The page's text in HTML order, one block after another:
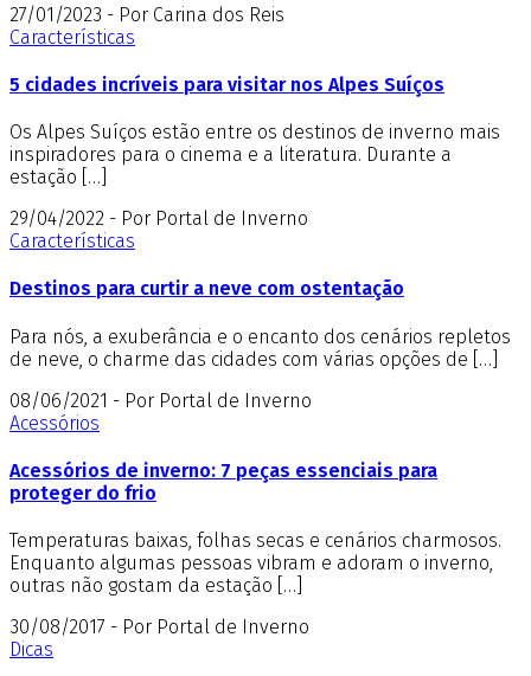
27/01/2023 - Por Carina dos Reis
Características
5 cidades incríveis para visitar nos Alpes Suíços
Os Alpes Suíços estão entre os destinos de inverno mais
inspiradores para o cinema e a literatura. Durante a
estação […]
29/04/2022 - Por Portal de Inverno
Características
Destinos para curtir a neve com ostentação
Para nós, a exuberância e o encanto dos cenários repletos
de neve, o charme das cidades com várias opções de […]
08/06/2021 - Por Portal de Inverno
Acessórios
Acessórios de inverno: 7 peças essenciais para
proteger do frio
Temperaturas baixas, folhas secas e cenários charmosos.
Enquanto algumas pessoas vibram e adoram o inverno,
outras não gostam da estação […]
30/08/2017 - Por Portal de Inverno
Dicas